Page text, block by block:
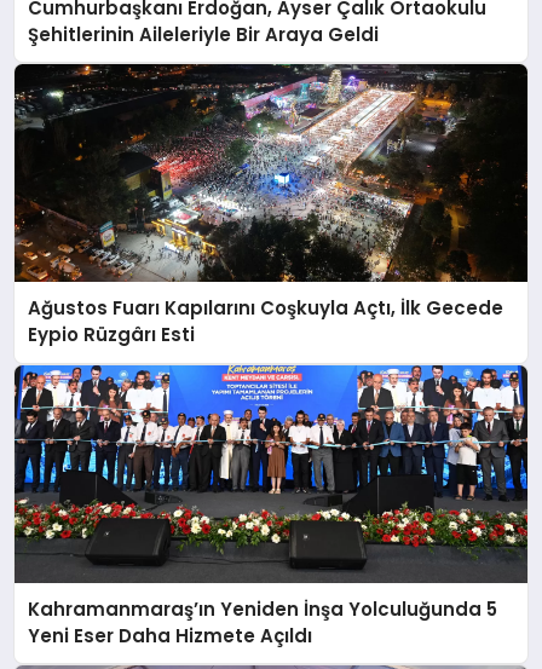
Cumhurbaşkanı Erdoğan, Ayser Çalık Ortaokulu
Şehitlerinin Aileleriyle Bir Araya Geldi
Ağustos Fuarı Kapılarını Coşkuyla Açtı, İlk Gecede
Eypio Rüzgârı Esti
Kahramanmaraş’ın Yeniden İnşa Yolculuğunda 5
Yeni Eser Daha Hizmete Açıldı